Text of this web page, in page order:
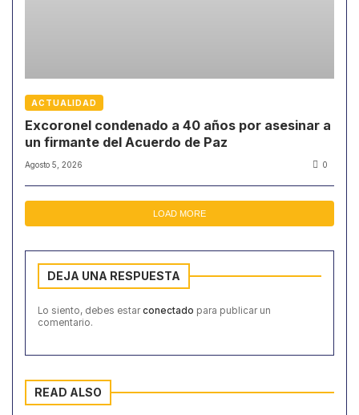
ACTUALIDAD
Excoronel condenado a 40 años por asesinar a
un firmante del Acuerdo de Paz
Agosto 5, 2026 0
LOAD MORE
DEJA UNA RESPUESTA
Lo siento, debes estar conectado para publicar un
comentario.
READ ALSO